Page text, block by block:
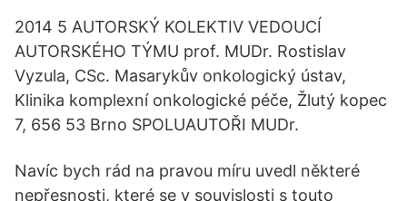
2014 5 AUTORSKÝ KOLEKTIV VEDOUCÍ
AUTORSKÉHO TÝMU prof. MUDr. Rostislav
Vyzula, CSc. Masarykův onkologický ústav,
Klinika komplexní onkologické péče, Žlutý kopec
7, 656 53 Brno SPOLUAUTOŘI MUDr.
Navíc bych rád na pravou míru uvedl některé
nepřesnosti, které se v souvislosti s touto